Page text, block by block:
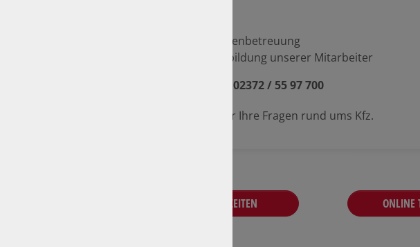
Individuelle Kundenbetreuung
Fachliche Weiterbildung unserer Mitarbeiter
02372 / 55 97 700
Gerne beantworten wir Ihre Fragen rund ums Kfz.
ANFAHRT & ÖFFNUNGSZEITEN ONLINE